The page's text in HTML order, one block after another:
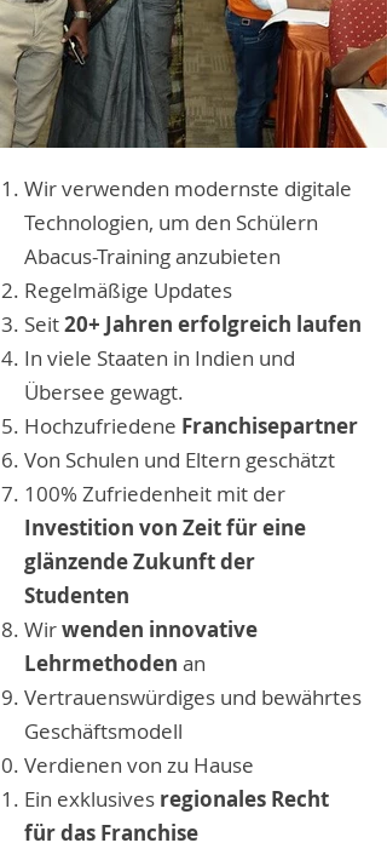
Wir verwenden modernste digitale
Technologien, um den Schülern
Abacus-Training anzubieten
Regelmäßige Updates
Seit20+ Jahren erfolgreich laufen
In viele Staaten in Indien und
Übersee gewagt.
Hochzufriedene Franchisepartner
Von Schulen und Eltern geschätzt
100% Zufriedenheit mit der
Investition von Zeit für eine
glänzende Zukunft der
Studenten
Wirwenden innovative
Lehrmethoden an
Vertrauenswürdiges und bewährtes
Geschäftsmodell
Verdienen von zu Hause
Ein exklusives regionales Recht
für das Franchise